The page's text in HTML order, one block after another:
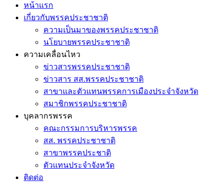
หน้าแรก
เกี่ยวกับพรรคประชาชาติ
ความเป็นมาของพรรคประชาชาติ
นโยบายพรรคประชาชาติ
ความเคลื่อนไหว
ข่าวสารพรรคประชาชาติ
ข่าวสาร สส.พรรคประชาชาติ
สาขาและตัวแทนพรรคการเมืองประจำจังหวัด
สมาชิกพรรคประชาชาติ
บุคลากรพรรค
คณะกรรมการบริหารพรรค
สส. พรรคประชาชาติ
สาขาพรรคประชาติ
ตัวแทนประจำจังหวัด
ติดต่อ